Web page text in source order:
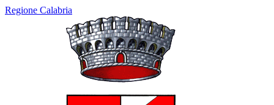
Regione Calabria